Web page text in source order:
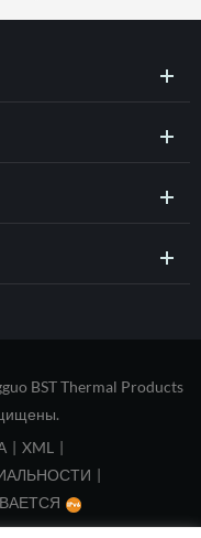
BST Thermal Products
| XML |
|